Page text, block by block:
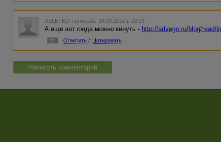
DELETED написала 14.09.2010 в 22:23
А еще вот сюда можно кинуть - http://advego.ru/blog/read/
#2 Ответить / Цитировать
Написать комментарий